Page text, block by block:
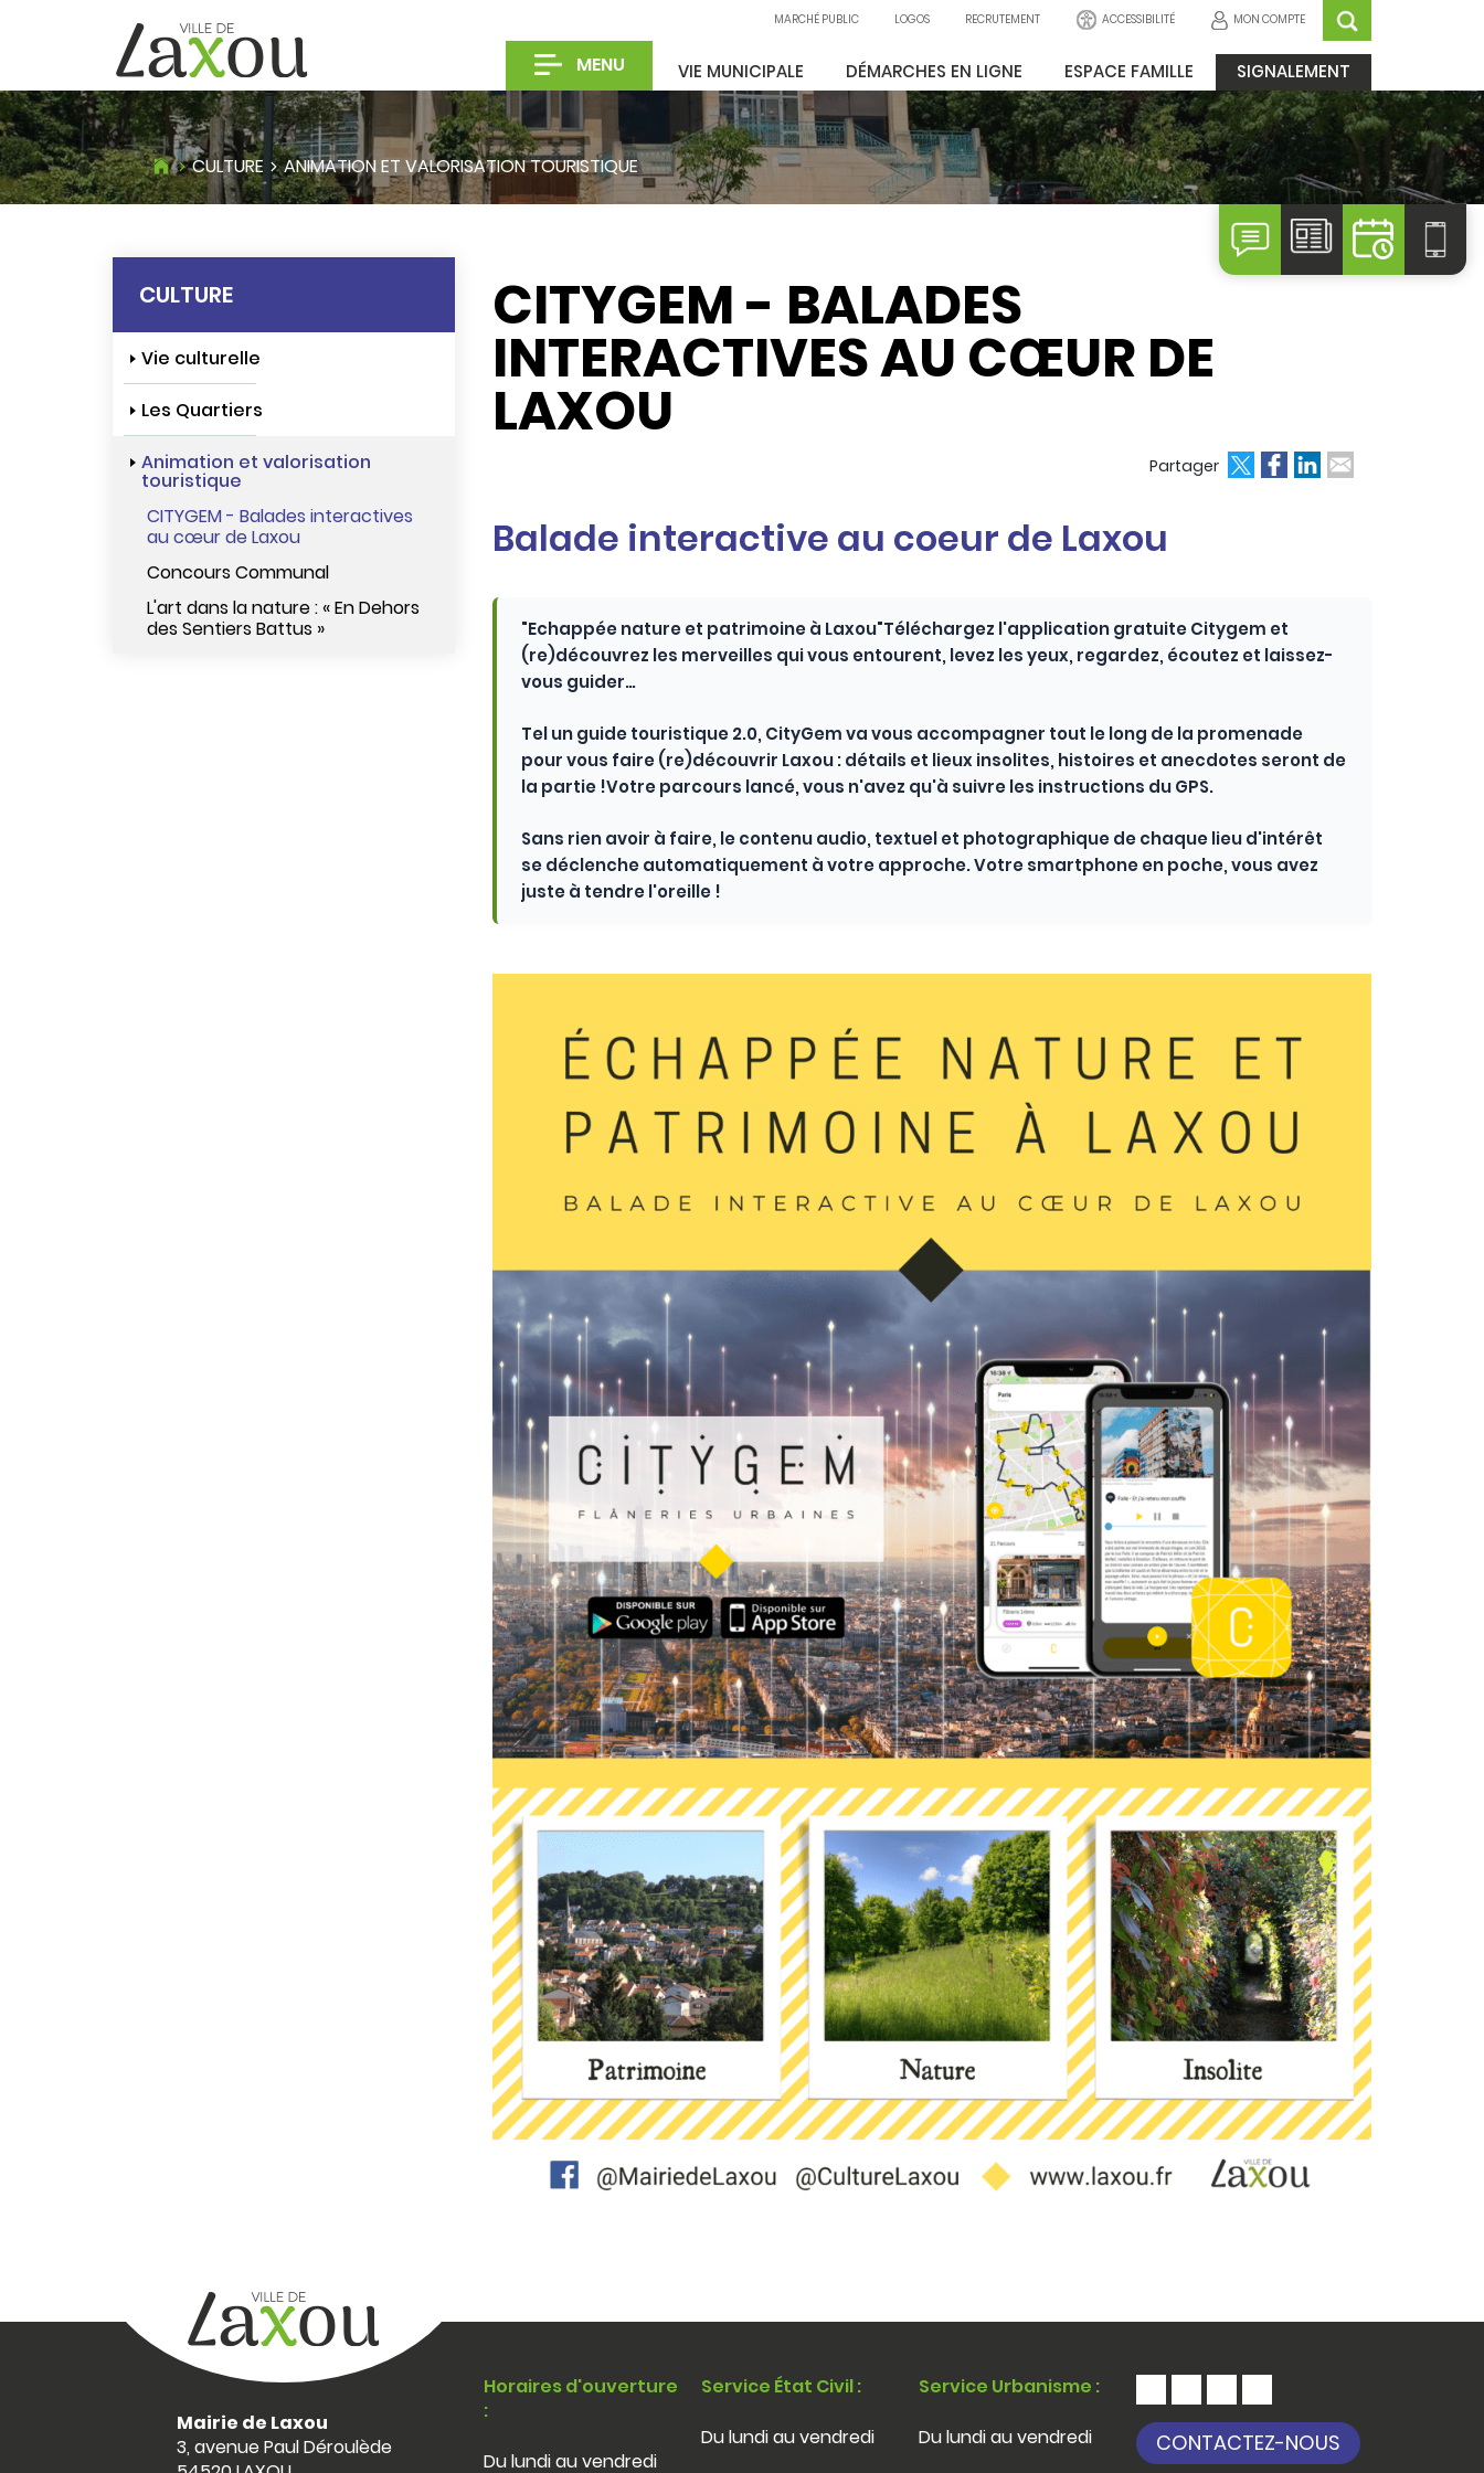
MARCHÉ PUBLIC LOGOS RECRUTEMENT ACCESSIBILITÉ MON COMPTE
MENU VIE MUNICIPALE DÉMARCHES EN LIGNE ESPACE FAMILLE SIGNALEMENT
CULTURE ANIMATION ET VALORISATION TOURISTIQUE
CITYGEM - BALADES
INTERACTIVES AU CŒUR DE
LAXOU
Partager
Balade interactive au coeur de Laxou
"Echappée nature et patrimoine à Laxou"Téléchargez l'application gratuite Citygem et
(re)découvrez les merveilles qui vous entourent, levez les yeux, regardez, écoutez et laissez-
vous guider…
Tel un guide touristique 2.0, CityGem va vous accompagner tout le long de la promenade
pour vous faire (re)découvrir Laxou : détails et lieux insolites, histoires et anecdotes seront de
la partie !Votre parcours lancé, vous n'avez qu'à suivre les instructions du GPS.
Sans rien avoir à faire, le contenu audio, textuel et photographique de chaque lieu d'intérêt
se déclenche automatiquement à votre approche. Votre smartphone en poche, vous avez
juste à tendre l'oreille !
CULTURE
Vie culturelle
Les Quartiers
Animation et valorisation
touristique
CITYGEM - Balades interactives
au cœur de Laxou
Concours Communal
L'art dans la nature : « En Dehors
des Sentiers Battus »
Mairie de Laxou
3, avenue Paul Déroulède
Horaires d'ouverture
:
Du lundi au vendredi
Service État Civil :
Du lundi au vendredi
Service Urbanisme :
Du lundi au vendredi
CONTACTEZ-NOUS